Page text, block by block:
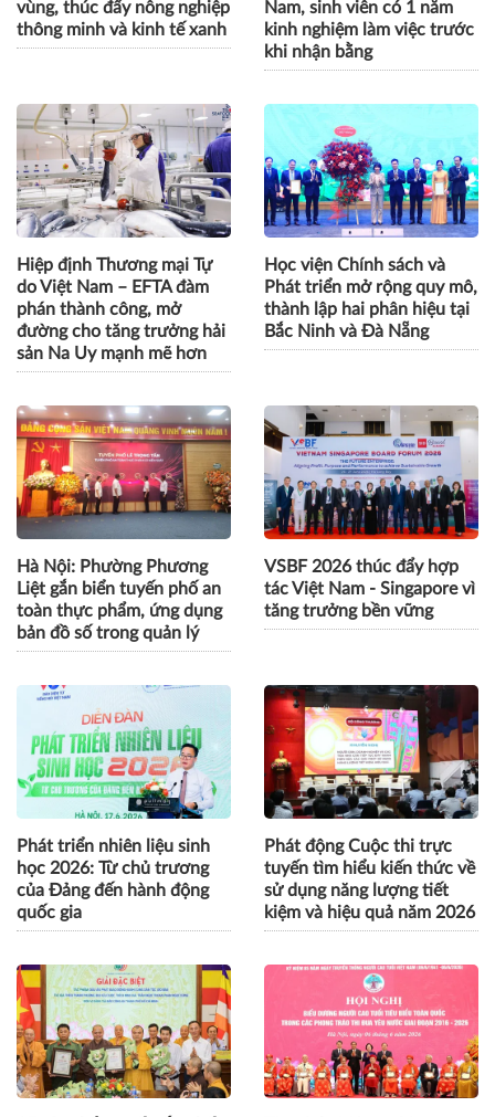
Hà Nội - Bắc Ninh - Hưng
Yên tăng cường liên kết
vùng, thúc đẩy nông nghiệp
thông minh và kinh tế xanh
Mô hình đào tạo chuẩn
Vương Quốc Anh tại Việt
Nam, sinh viên có 1 năm
kinh nghiệm làm việc trước
khi nhận bằng
Hiệp định Thương mại Tự
do Việt Nam – EFTA đàm
phán thành công, mở
đường cho tăng trưởng hải
sản Na Uy mạnh mẽ hơn
Học viện Chính sách và
Phát triển mở rộng quy mô,
thành lập hai phân hiệu tại
Bắc Ninh và Đà Nẵng
Hà Nội: Phường Phương
Liệt gắn biển tuyến phố an
toàn thực phẩm, ứng dụng
bản đồ số trong quản lý
VSBF 2026 thúc đẩy hợp
tác Việt Nam - Singapore vì
tăng trưởng bền vững
Phát triển nhiên liệu sinh
học 2026: Từ chủ trương
của Đảng đến hành động
quốc gia
Phát động Cuộc thi trực
tuyến tìm hiểu kiến thức về
sử dụng năng lượng tiết
kiệm và hiệu quả năm 2026